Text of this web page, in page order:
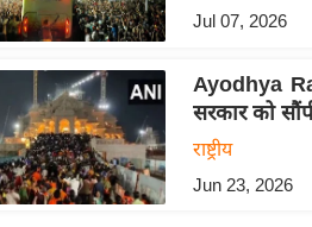
Jul 07, 2026
Ayodhya
सरकार को
राष्ट्रीय
Jun 23, 2026